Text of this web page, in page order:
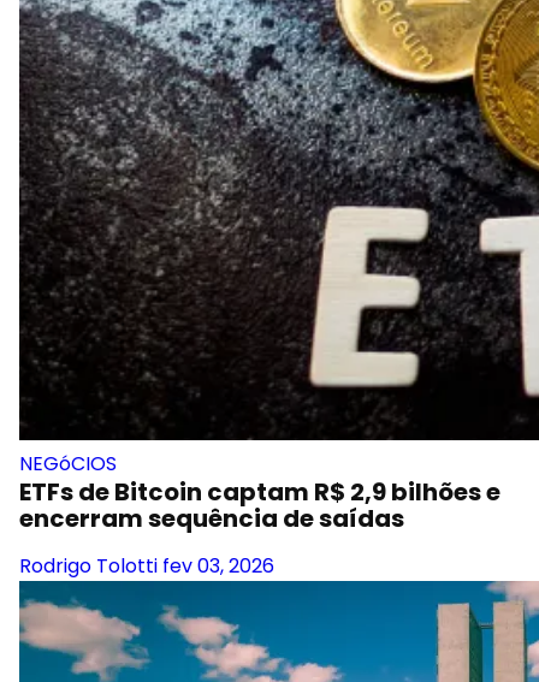
NEGóCIOS
ETFs de Bitcoin captam R$ 2,9 bilhões e
encerram sequência de saídas
Rodrigo Tolotti fev 03, 2026